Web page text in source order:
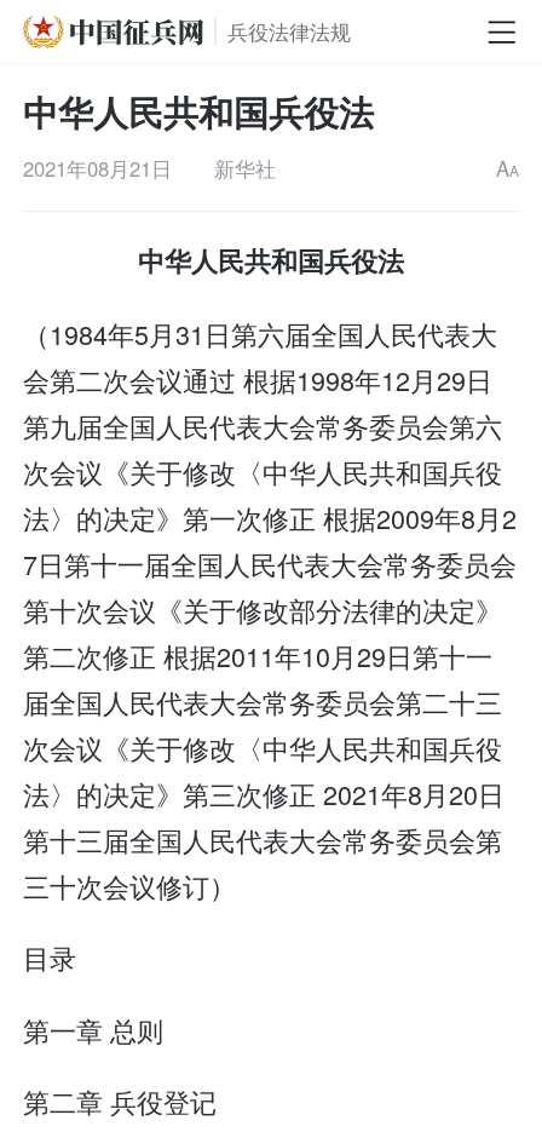
兵役法律法规
中华人民共和国兵役法
2021年08月21日 新华社 AA
中华人民共和国兵役法
（1984年5月31日第六届全国人民代表大
会第二次会议通过 根据1998年12月29日
第九届全国人民代表大会常务委员会第六
次会议《关于修改〈中华人民共和国兵役
法〉的决定》第一次修正 根据2009年8月2
7日第十一届全国人民代表大会常务委员会
第十次会议《关于修改部分法律的决定》
第二次修正 根据2011年10月29日第十一
届全国人民代表大会常务委员会第二十三
次会议《关于修改〈中华人民共和国兵役
法〉的决定》第三次修正 2021年8月20日
第十三届全国人民代表大会常务委员会第
三十次会议修订）
目录
第一章 总则
第二章 兵役登记